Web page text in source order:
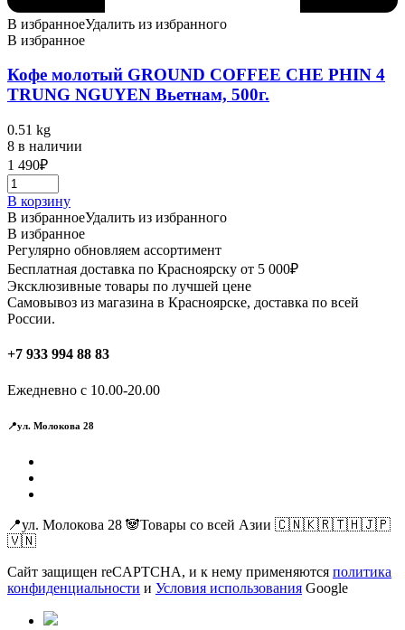
В избранноеУдалить из избранного
В избранное
Кофе молотый GROUND COFFEE CHE PHIN 4
TRUNG NGUYEN Вьетнам, 500г.
0.51 kg
8 в наличии
1 490₽
В корзину
В избранноеУдалить из избранного
В избранное
Регулярно обновляем ассортимент
Бесплатная доставка по Красноярску от 5 000₽
Эксклюзивные товары по лучшей цене
Самовывоз из магазина в Красноярске, доставка по всей
России.
+7 933 994 88 83
Ежедневно с 10.00-20.00
📍ул. Молокова 28
📍ул. Молокова 28 🐼Товары со всей Азии 🇨🇳🇰🇷🇹🇭🇯🇵
🇻🇳
Сайт защищен reCAPTCHA, и к нему применяются политика
конфиденциальности и Условия использования Google